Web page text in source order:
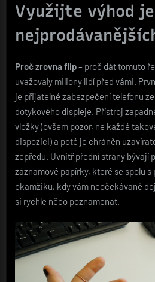
Využijte výhod
Proč zrovna flip– proč dát tomuto
uvažovaly miliony lidí před vámi.
je přijatelné zabezpečení telefonu
dotykového displeje. Přístroj
vložky (ovšem pozor, ne každé
dispozici) a poté je chráněn
zepředu. Uvnitř přední strany bývají
záznamové papírky, které se spolu
okamžiku, kdy vám neočekávaně
si rychle něco poznamenat.